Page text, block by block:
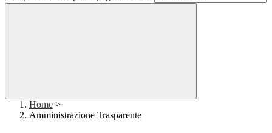
Home >
Amministrazione Trasparente